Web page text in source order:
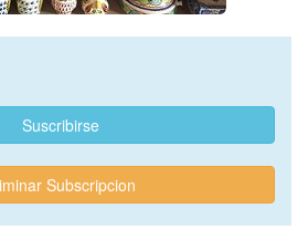
Suscribirse
Subscripcion